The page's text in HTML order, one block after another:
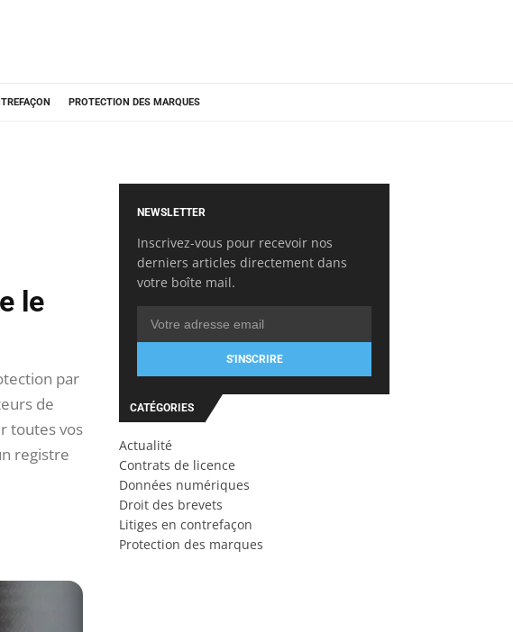
PROTECTION DES MARQUES
le
par
de
toutes vos
registre
NEWSLETTER
Inscrivez-vous pour recevoir nos
derniers articles directement dans
votre boîte mail.
S'INSCRIRE
CATÉGORIES
Actualité
Contrats de licence
Données numériques
Droit des brevets
Litiges en contrefaçon
Protection des marques